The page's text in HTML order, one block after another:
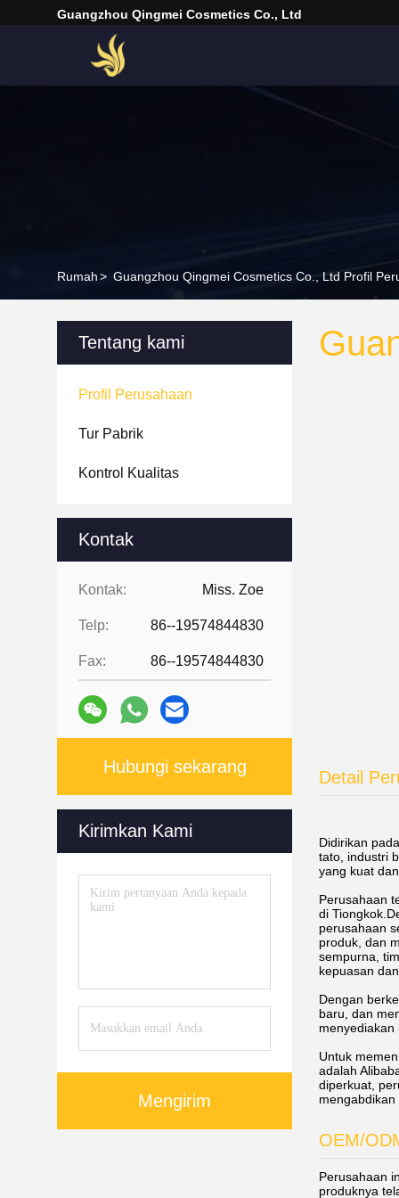
Guangzhou Qingmei Cosmetics Co., Ltd
Rumah> Guangzhou Qingmei Cosmetics Co., Ltd Profil
Tentang kami
Profil Perusahaan
Tur Pabrik
Kontrol Kualitas
Kontak
Kontak: Miss. Zoe
Telp: 86--19574844830
Fax: 86--19574844830
Hubungi sekarang
Kirimkan Kami
Mengirim
Detail
Didirikan
tato, industri
yang kuat
Perusahaan
di
perusahaan
produk, dan
sempurna,
kepuasan
Dengan
baru, dan
Untuk
adalah
diperkuat,
OEM/
Perusahaan
produknya